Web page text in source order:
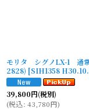
モリタ シグノLX-1 通
2828) [SIH1358
39,800円(税別)
(税込: 43,780円)